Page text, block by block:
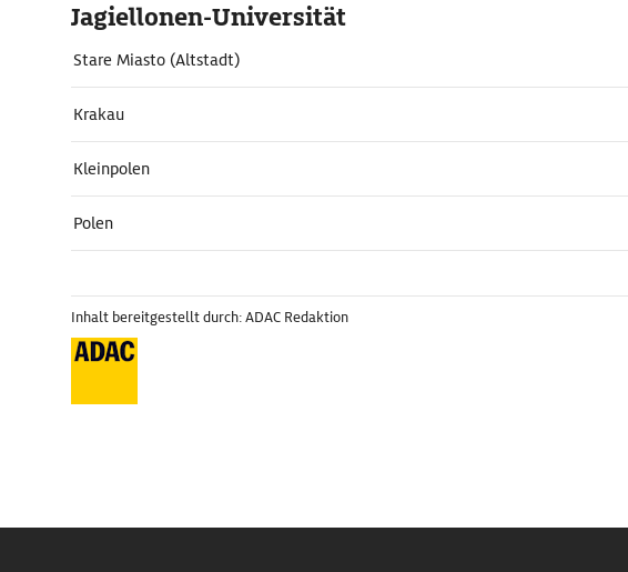
Jagiellonen-Universität
Stare Miasto (Altstadt)
Krakau
Kleinpolen
Polen
Inhalt bereitgestellt durch: ADAC Redaktion